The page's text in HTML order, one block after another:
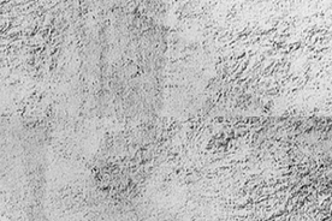
Navegación
de
entradas